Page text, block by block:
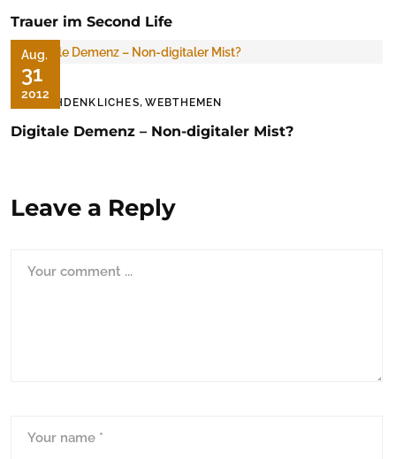
Trauer im Second Life
Aug.
31
2012
NACHDENKLICHES, WEBTHEMEN
Digitale Demenz – Non-digitaler Mist?
Leave a Reply